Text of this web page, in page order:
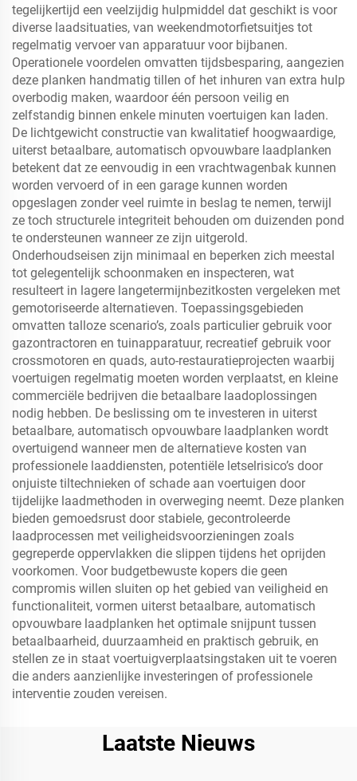
tegelijkertijd een veelzijdig hulpmiddel dat geschikt is voor
diverse laadsituaties, van weekendmotorfietsuitjes tot
regelmatig vervoer van apparatuur voor bijbanen.
Operationele voordelen omvatten tijdsbesparing, aangezien
deze planken handmatig tillen of het inhuren van extra hulp
overbodig maken, waardoor één persoon veilig en
zelfstandig binnen enkele minuten voertuigen kan laden.
De lichtgewicht constructie van kwalitatief hoogwaardige,
uiterst betaalbare, automatisch opvouwbare laadplanken
betekent dat ze eenvoudig in een vrachtwagenbak kunnen
worden vervoerd of in een garage kunnen worden
opgeslagen zonder veel ruimte in beslag te nemen, terwijl
ze toch structurele integriteit behouden om duizenden pond
te ondersteunen wanneer ze zijn uitgerold.
Onderhoudseisen zijn minimaal en beperken zich meestal
tot gelegentelijk schoonmaken en inspecteren, wat
resulteert in lagere langetermijnbezitkosten vergeleken met
gemotoriseerde alternatieven. Toepassingsgebieden
omvatten talloze scenario’s, zoals particulier gebruik voor
gazontractoren en tuinapparatuur, recreatief gebruik voor
crossmotoren en quads, auto-restauratieprojecten waarbij
voertuigen regelmatig moeten worden verplaatst, en kleine
commerciële bedrijven die betaalbare laadoplossingen
nodig hebben. De beslissing om te investeren in uiterst
betaalbare, automatisch opvouwbare laadplanken wordt
overtuigend wanneer men de alternatieve kosten van
professionele laaddiensten, potentiële letselrisico’s door
onjuiste tiltechnieken of schade aan voertuigen door
tijdelijke laadmethoden in overweging neemt. Deze planken
bieden gemoedsrust door stabiele, gecontroleerde
laadprocessen met veiligheidsvoorzieningen zoals
gegreperde oppervlakken die slippen tijdens het oprijden
voorkomen. Voor budgetbewuste kopers die geen
compromis willen sluiten op het gebied van veiligheid en
functionaliteit, vormen uiterst betaalbare, automatisch
opvouwbare laadplanken het optimale snijpunt tussen
betaalbaarheid, duurzaamheid en praktisch gebruik, en
stellen ze in staat voertuigverplaatsingstaken uit te voeren
die anders aanzienlijke investeringen of professionele
interventie zouden vereisen.
Laatste Nieuws